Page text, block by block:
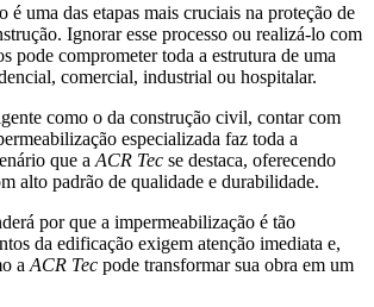
é uma das etapas mais cruciais na proteção de
Ignorar esse processo ou realizá-lo com
pode comprometer toda a estrutura de uma
comercial, industrial ou hospitalar.
como o da construção civil, contar com
especializada faz toda a
que a ACR Tec se destaca, oferecendo
alto padrão de qualidade e durabilidade.
por que a impermeabilização é tão
da edificação exigem atenção imediata e,
a ACR Tec pode transformar sua obra em um